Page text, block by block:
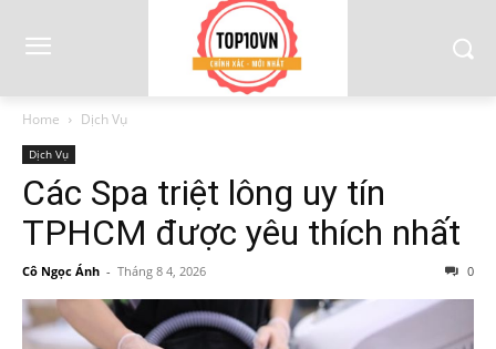
Home Dịch Vụ
Dịch Vụ
Các Spa triệt lông uy tín
TPHCM được yêu thích nhất
Cô Ngọc Ánh - Tháng 8 4, 2026 0